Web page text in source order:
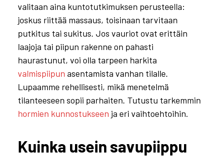
valitaan aina kuntotutkimuksen perusteella:
joskus riittää massaus, toisinaan tarvitaan
putkitus tai sukitus. Jos vauriot ovat erittäin
laajoja tai piipun rakenne on pahasti
haurastunut, voi olla tarpeen harkita
valmispiipun asentamista vanhan tilalle.
Lupaamme rehellisesti, mikä menetelmä
tilanteeseen sopii parhaiten. Tutustu tarkemmin
hormien kunnostukseen ja eri vaihtoehtoihin.
Kuinka usein savupiippu